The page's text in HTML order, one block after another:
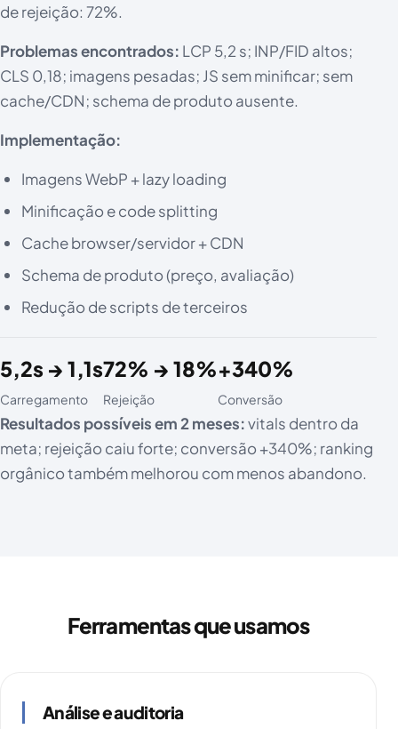
de rejeição: 72%.
Problemas encontrados: LCP 5,2 s; INP/FID altos;
CLS 0,18; imagens pesadas; JS sem minificar; sem
cache/CDN; schema de produto ausente.
Implementação:
Imagens WebP + lazy loading
Minificação e code splitting
Cache browser/servidor + CDN
Schema de produto (preço, avaliação)
Redução de scripts de terceiros
5,2s → 1,1s
Carregamento
72% → 18%
Rejeição
+340%
Conversão
Resultados possíveis em 2 meses:vitals dentro da
meta; rejeição caiu forte; conversão +340%; ranking
orgânico também melhorou com menos abandono.
Ferramentas que usamos
Análise e auditoria